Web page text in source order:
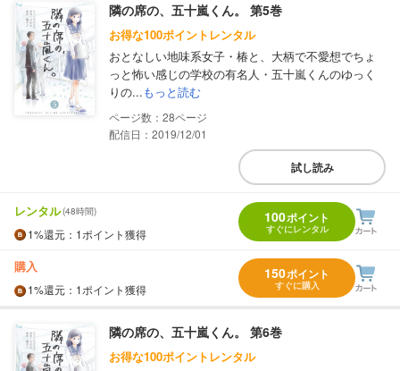
隣の席の、五十嵐くん。 第5巻
お得な100ポイントレンタル
おとなしい地味系女子・椿と、大柄で不愛想でちょ
っと怖い感じの学校の有名人・五十嵐くんのゆっく
りの...もっと読む
28
配信日：2019/12/01
試し読み
レンタル(48時間)
1%還元 ：1ポイント獲得
100ポイント
すぐにレンタル
購入
1%還元 ：1ポイント獲得
150ポイント
すぐに購入
隣の席の、五十嵐くん。 第6巻
お得な100ポイントレンタル